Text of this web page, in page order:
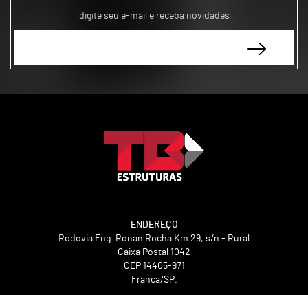
ENDEREÇO
Rodovia Eng. Ronan Rocha Km 29, s/n - Rural
Caixa Postal 1042
CEP 14405-971
Franca/SP.